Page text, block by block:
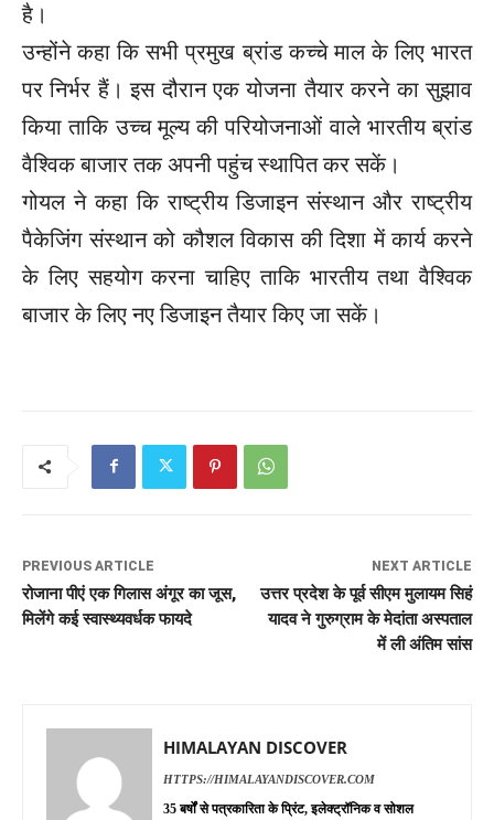
है।
उन्होंने कहा कि सभी प्रमुख ब्रांड कच्चे माल के लिए भारत
पर निर्भर हैं। इस दौरान एक योजना तैयार करने का सुझाव
किया ताकि उच्च मूल्य की परियोजनाओं वाले भारतीय ब्रांड
वैश्विक बाजार तक अपनी पहुंच स्थापित कर सकें।
गोयल ने कहा कि राष्ट्रीय डिजाइन संस्थान और राष्ट्रीय
पैकेजिंग संस्थान को कौशल विकास की दिशा में कार्य करने
के लिए सहयोग करना चाहिए ताकि भारतीय तथा वैश्विक
बाजार के लिए नए डिजाइन तैयार किए जा सकें।
PREVIOUS ARTICLE
रोजाना पीएं एक गिलास अंगूर का जूस,
मिलेंगे कई स्वास्थ्यवर्धक फायदे
NEXT ARTICLE
उत्तर प्रदेश के पूर्व सीएम मुलायम सिहं
यादव ने गुरुग्राम के मेदांता अस्पताल
में ली अंतिम सांस
HIMALAYAN DISCOVER
HTTPS://HIMALAYANDISCOVER.COM
35 बर्षों से पत्रकारिता के प्रिंट, इलेक्ट्रॉनिक व सोशल